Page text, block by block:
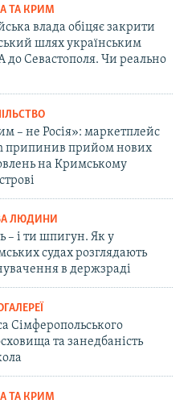
ТА КРИМ
влада обіцяє закрити
шлях українським
до Севастополя. Чи реально
– не Росія»: маркетплейс
припинив прийом нових
на Кримському
ЛЮДИНИ
– і ти шпигун. Як у
судах розглядають
в держзраді
Сімферопольського
та занедбаність
ТА КРИМ